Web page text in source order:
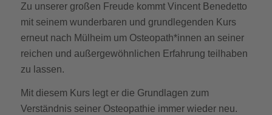
Zu unserer großen Freude kommt Vincent Benedetto
mit seinem wunderbaren und grundlegenden Kurs
erneut nach Mülheim um Osteopath*innen an seiner
reichen und außergewöhnlichen Erfahrung teilhaben
zu lassen.
Mit diesem Kurs legt er die Grundlagen zum
Verständnis seiner Osteopathie immer wieder neu.